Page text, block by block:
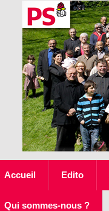
Accueil Edito
Qui sommes-nous ?